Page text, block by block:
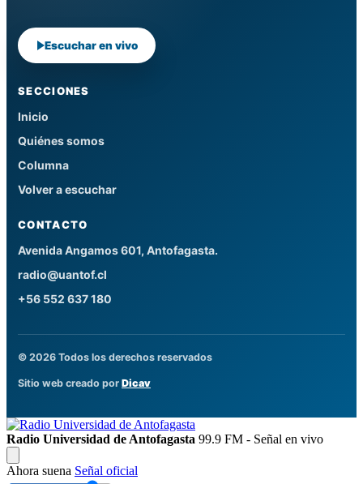
Escuchar en vivo
SECCIONES
Inicio
Quiénes somos
Columna
Volver a escuchar
CONTACTO
Avenida Angamos 601, Antofagasta.
radio@uantof.cl
+56 552 637 180
© 2026 Todos los derechos reservados
Sitio web creado por Dicav
Radio Universidad de Antofagasta 99.9 FM - Señal en vivo
Ahora suena Señal oficial